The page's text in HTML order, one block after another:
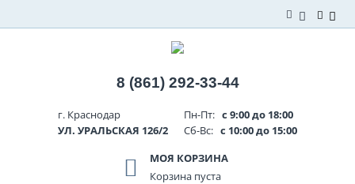
8 (861) 292-33-44
г. Краснодар
УЛ. УРАЛЬСКАЯ 126/2
Пн-Пт: с 9:00 до 18:00
Сб-Вс: с 10:00 до 15:00
МОЯ КОРЗИНА
Корзина пуста